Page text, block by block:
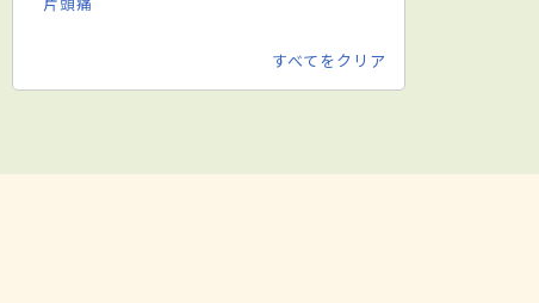
すべてをクリア